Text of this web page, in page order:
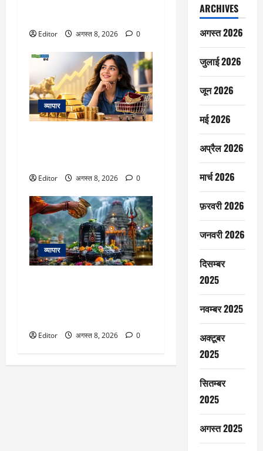
Editor अगस्त 8, 2026 0
व्यापार
Editor अगस्त 8, 2026 0
व्यापार
Editor अगस्त 8, 2026 0
ARCHIVES
अगस्त 2026
जुलाई 2026
जून 2026
मई 2026
अप्रैल 2026
मार्च 2026
फ़रवरी 2026
जनवरी 2026
दिसम्बर
2025
नवम्बर 2025
अक्टूबर
2025
सितम्बर
2025
अगस्त 2025